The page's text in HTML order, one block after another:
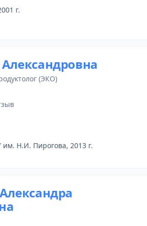
г.
(ЭКО)
Н.И. Пирогова, 2013 г.